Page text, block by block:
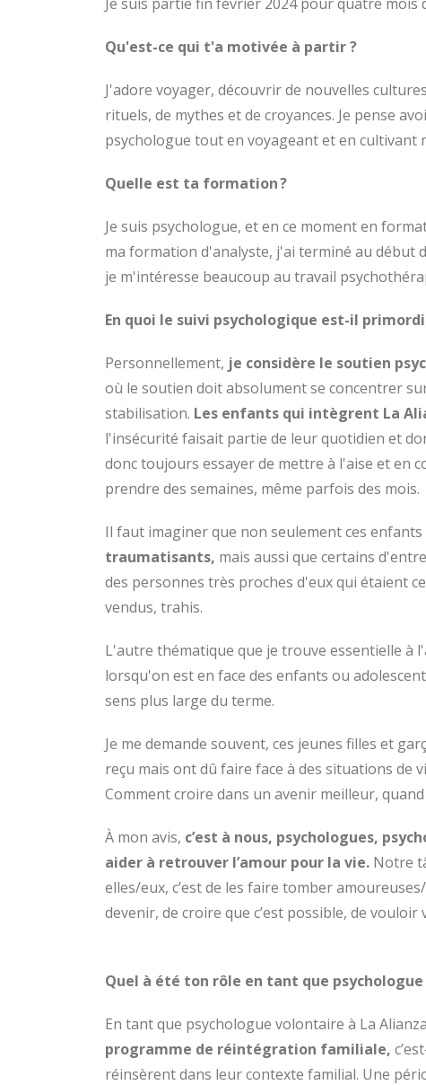
Qu'est-ce qui t'a motivée à partir ?
J'adore voyager, découvrir de nouvelles
rituels, de mythes et de croyances. Je pense
psychologue tout en voyageant et en
Quelle est ta formation ?
Je suis psychologue, et en ce moment en
ma formation d'analyste, j'ai terminé au début
je m'intéresse beaucoup au travail
En quoi le suivi psychologique est-il
Personnellement, je considère le soutien
où le soutien doit absolument se concentrer
stabilisation. Les enfants qui intègrent La
l'insécurité faisait partie de leur quotidien et
donc toujours essayer de mettre à l'aise et en
prendre des semaines, même parfois des mois.
Il faut imaginer que non seulement ces enfants
traumatisants, mais aussi que certains
des personnes très proches d'eux qui étaient
vendus, trahis.
L'autre thématique que je trouve essentielle à
lorsqu'on est en face des enfants ou
sens plus large du terme.
Je me demande souvent, ces jeunes filles et
reçu mais ont dû faire face à des situations de
Comment croire dans un avenir meilleur,
À mon avis, c’est à nous, psychologues,
aider à retrouver l’amour pour la vie. Notre
elles/eux, c’est de les faire tomber
devenir, de croire que c’est possible, de
Quel à été ton rôle en tant que
En tant que psychologue volontaire à La
programme de réintégration familiale,
réinsèrent dans leur contexte familial. Une